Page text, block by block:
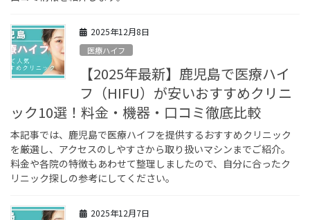
2025年12月8日
医療ハイフ
【2025年最新】鹿児島で医療ハイ
フ（HIFU）が安いおすすめクリニ
ック10選！料金・機器・口コミ徹底比較
本記事では、鹿児島で医療ハイフを提供するおすすめクリニック
を厳選し、アクセスのしやすさから取り扱いマシンまでご紹介。
料金や各院の特徴もあわせて整理しましたので、自分に合ったク
リニック探しの参考にしてください。
2025年12月7日